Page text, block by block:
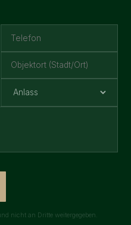
nicht an Dritte weitergegeben.